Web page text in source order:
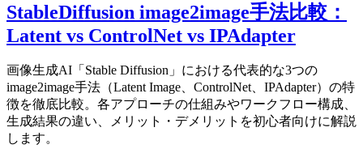
StableDiffusion image2image手法比較：
Latent vs ControlNet vs IPAdapter
画像生成AI「Stable Diffusion」における代表的な3つの
image2image手法（Latent Image、ControlNet、IPAdapter）の特
徴を徹底比較。各アプローチの仕組みやワークフロー構成、
生成結果の違い、メリット・デメリットを初心者向けに解説
します。